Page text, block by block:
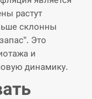
10 тисяч…
и “Новая
растут
склонны
Это
и
динамику.